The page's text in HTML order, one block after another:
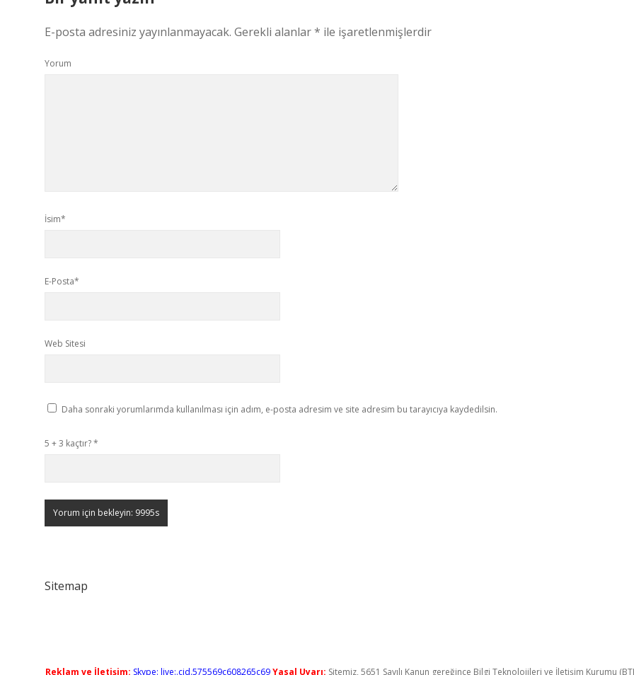
E-posta adresiniz yayınlanmayacak. Gerekli alanlar* ile işaretlenmişlerdir
Yorum
İsim*
E-Posta*
Web Sitesi
Daha sonraki yorumlarımda kullanılması için adım, e-posta adresim ve site adresim bu tarayıcıya kaydedilsin.
5 + 3 kaçtır?*
Sitemap
Reklam ve İletişim: Skype: live:.cid.575569c608265c69 Yasal Uyarı: Sitemiz, 5651 Sayılı Kanun gereğince Bilgi Teknolojileri ve İletişim Kurumu